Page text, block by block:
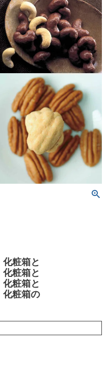
粧箱と
粧箱と
粧箱と
化粧箱の